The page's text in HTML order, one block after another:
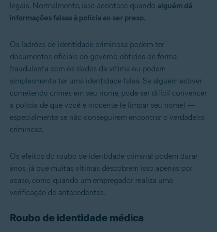
legais. Normalmente, isso acontece quando alguém dá
informações falsas à polícia ao ser preso.
Os ladrões de identidade criminosa podem ter
documentos oficiais do governo obtidos de forma
fraudulenta com os dados da vítima ou podem
simplesmente ter uma identidade falsa. Se alguém estiver
cometendo crimes em seu nome, pode ser difícil convencer
a polícia de que você é inocente (e limpar seu nome) —
especialmente se não conseguirem encontrar o verdadeiro
criminoso.
Os efeitos do roubo de identidade criminal podem durar
anos, já que muitas vítimas descobrem isso apenas por
acaso, como quando um empregador realiza uma
verificação de antecedentes.
Roubo de identidade médica